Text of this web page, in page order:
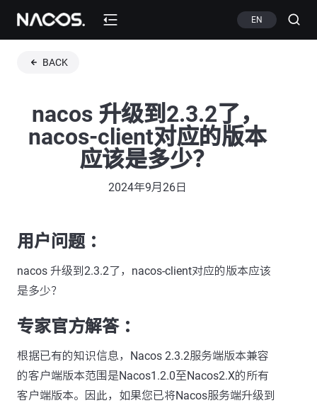
EN
BACK
nacos 升级到2.3.2了，
nacos-client对应的版本
应该是多少？
2024年9月26日
用户问题 ：
nacos 升级到2.3.2了，nacos-client对应的版本应该
是多少？
专家官方解答 ：
根据已有的知识信息，Nacos 2.3.2服务端版本兼容
的客户端版本范围是Nacos1.2.0至Nacos2.X的所有
客户端版本。因此，如果您已将Nacos服务端升级到